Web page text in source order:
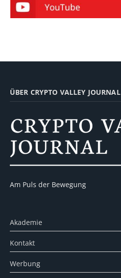
ÜBER CRYPTO VALLEY JOURNAL
Am Puls der Bewegung
Akademie
Kontakt
Werbung